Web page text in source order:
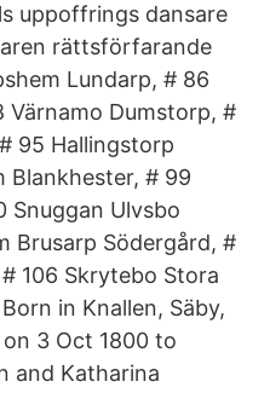
uppoffrings dansare
rättsförfarande
Lundarp, # 86
Värnamo Dumstorp, #
95 Hallingstorp
Blankhester, # 99
Snuggan Ulvsbo
Brusarp Södergård, #
106 Skrytebo Stora
in Knallen, Säby,
3 Oct 1800 to
and Katharina